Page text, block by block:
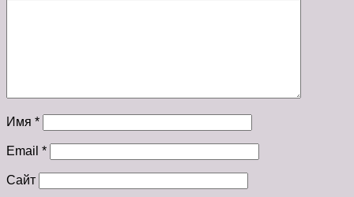
Имя *
Email *
Сайт